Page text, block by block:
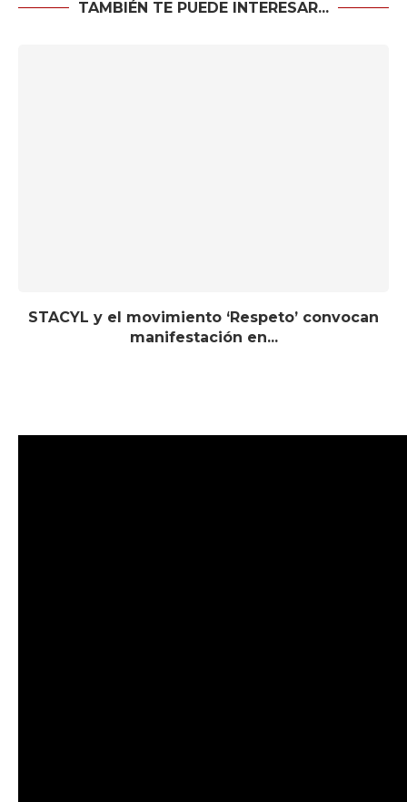
TAMBIÉN TE PUEDE INTERESAR...
STACYL y el movimiento ‘Respeto’ convocan
manifestación en...